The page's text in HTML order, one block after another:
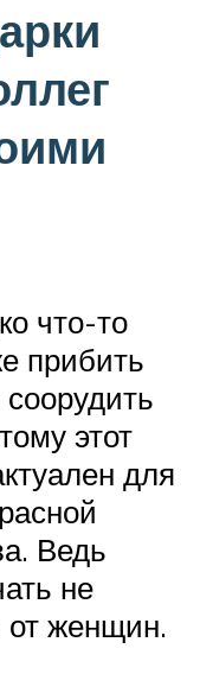
что-то
прибить
этот
для
Ведь
не
от женщин.